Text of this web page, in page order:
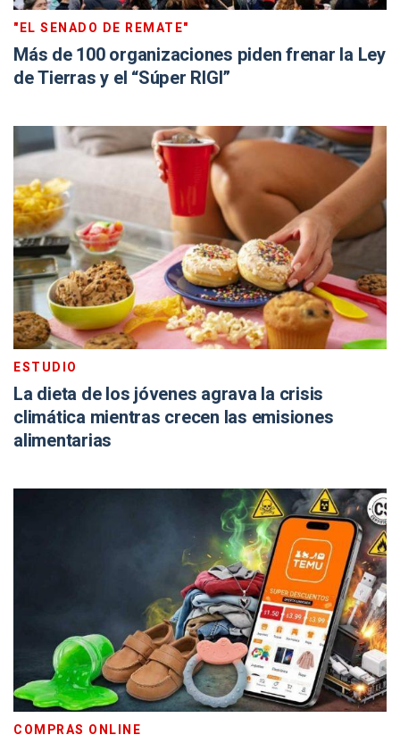
"EL SENADO DE REMATE"
Más de 100 organizaciones piden frenar la Ley
de Tierras y el “Súper RIGI”
ESTUDIO
La dieta de los jóvenes agrava la crisis
climática mientras crecen las emisiones
alimentarias
COMPRAS ONLINE